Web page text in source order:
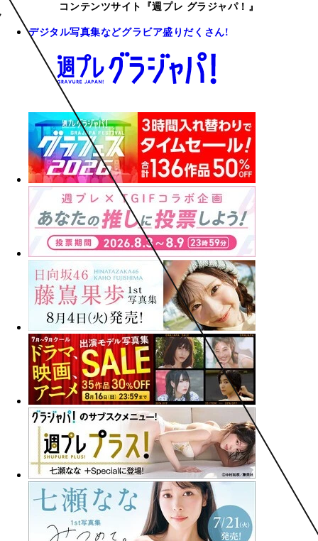
コンテンツサイト『週プレ グラジャパ！』
デジタル写真集などグラビア盛りだくさん!